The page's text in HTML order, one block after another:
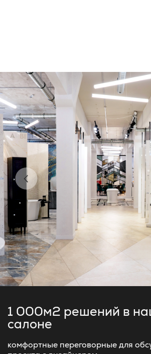
1 000м2 решений в
салоне
комфортные переговорные для